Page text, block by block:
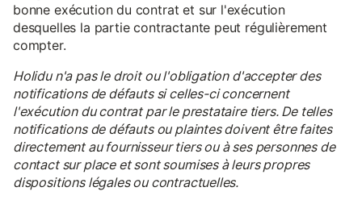
bonne exécution du contrat et sur l'exécution
desquelles la partie contractante peut régulièrement
compter.
Holidu n'a pas le droit ou l'obligation d'accepter des
notifications de défauts si celles-ci concernent
l'exécution du contrat par le prestataire tiers. De telles
notifications de défauts ou plaintes doivent être faites
directement au fournisseur tiers ou à ses personnes de
contact sur place et sont soumises à leurs propres
dispositions légales ou contractuelles.